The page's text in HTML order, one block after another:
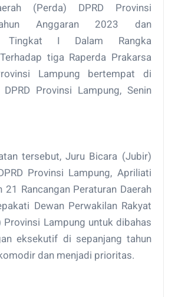
(Perda) DPRD Provinsi
Anggaran 2023 dan
Tingkat I Dalam Rangka
tiga Raperda Prakarsa
Lampung bertempat di
DPRD Provinsi Lampung, Senin
tersebut, Juru Bicara (Jubir)
Provinsi Lampung, Apriliati
21 Rancangan Peraturan Daerah
Dewan Perwakilan Rakyat
Provinsi Lampung untuk dibahas
eksekutif di sepanjang tahun
dan menjadi prioritas.